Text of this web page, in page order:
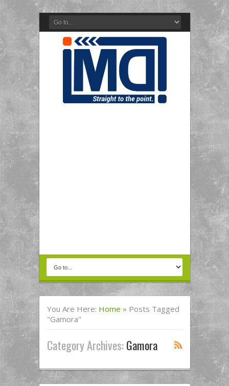
You Are Here: Home » Posts Tagged
"Gamora"
Category Archives:Gamora